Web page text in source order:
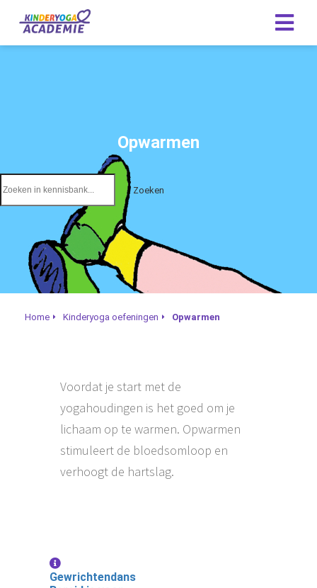
Opwarmen
Zoeken
Home Kinderyoga oefeningen Opwarmen
Voordat je start met de
yogahoudingen is het goed om je
lichaam op te warmen. Opwarmen
stimuleert de bloedsomloop en
verhoogt de hartslag.
Gewrichtendans